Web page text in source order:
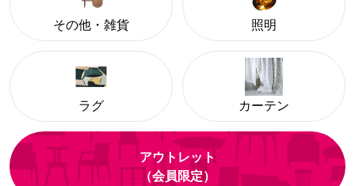
その他・雑貨 照明
ラグ カーテン
アウトレット
（会員限定）